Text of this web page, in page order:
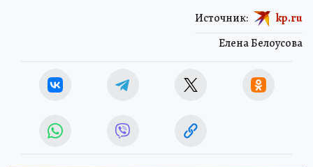
Елена Белоусова
Источник: kp.ru